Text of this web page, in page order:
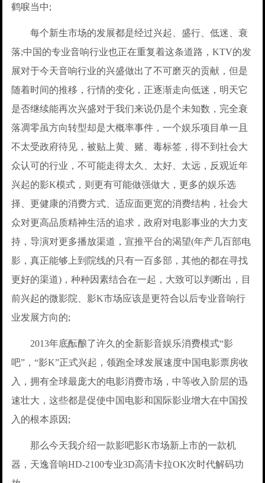
鹤唳当中;
每个新生市场的发展都是经过兴起、盛行、低迷、衰
落;中国的专业音响行业也正在重复着这条道路，KTV的发
展对于今天音响行业的兴盛做出了不可磨灭的贡献，但是
随着时间的推移，行情的变化，正逐渐走向低迷，明天它
是否继续能再次兴盛对于我们来说仍是个未知数，完全衰
落凋零虽方向转型却是大概率事件，一个娱乐项目单一且
不太受政府待见，被贴上黄、赌、毒标签，得不到社会大
众认可的行业，不可能走得太久、太好、太远，反观近年
兴起的影K模式，则更有可能做强做大，更多的娱乐选
择、更健康的消费方式、适应面更宽的消费结构，社会大
众对更高品质精神生活的追求，政府对电影事业的大力支
持，导演对更多播放渠道，宣推平台的渴望(年产几百部电
影，真正能够上到院线的只有一百多部，其他的都在寻找
更好的渠道)，种种因素结合在一起，大致可以判断出，目
前兴起的微影院、影K市场应该是更符合以后专业音响行
业发展方向的;
2013年底酝酿了许久的全新影音娱乐消费模式“影
吧”，“影K”正式兴起，领跑全球发展速度中国电影票房收
入，拥有全球最庞大的电影消费市场，中等收入阶层的迅
速壮大，这些都是促使中国电影和国际影业增大在中国投
入的根本原因;
那么今天我介绍一款影吧影K市场新上市的一款机
器，天逸音响HD-2100专业3D高清卡拉OK次时代解码功